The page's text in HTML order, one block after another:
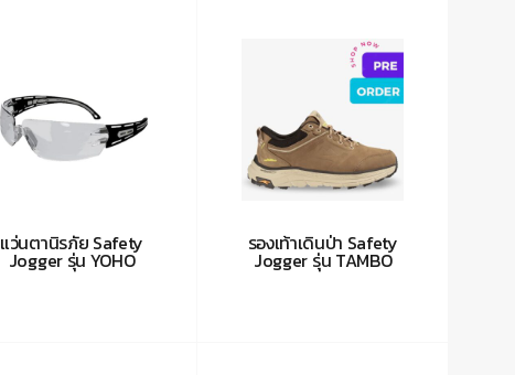
แว่นตานิรภัย Safety
Jogger รุ่น YOHO
รองเท้าเดินป่า Safety
Jogger รุ่น TAMBO